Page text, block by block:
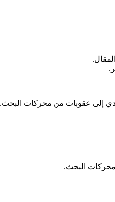
إلى عقوبات من محركات البحث.